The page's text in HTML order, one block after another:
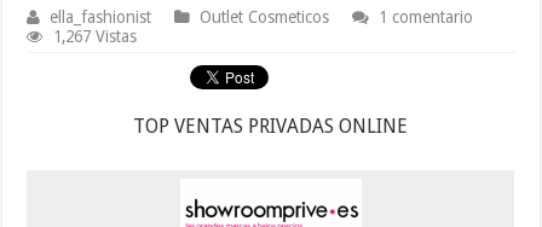
ella_fashionist Outlet Cosmeticos
1 comentario
1,267 Vistas
TOP VENTAS PRIVADAS ONLINE